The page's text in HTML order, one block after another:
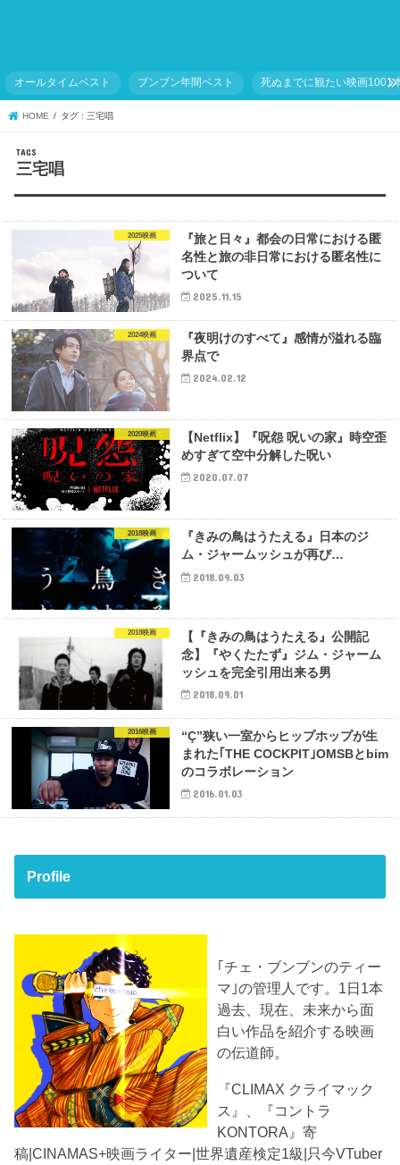
オールタイムベスト ブンブン年間ベスト 死ぬまでに観たい映画1001
HOME タグ : 三宅唱
三宅唱
2025映画
『旅と日々』都会の日常における匿
名性と旅の非日常における匿名性に
ついて
2025.11.15
2024映画
『夜明けのすべて』感情が溢れる臨
界点で
2024.02.12
2020映画
【Netflix】『呪怨 呪いの家』時空歪
めすぎて空中分解した呪い
2020.07.07
2018映画
『きみの鳥はうたえる』日本のジ
ム・ジャームッシュが再び…
2018.09.03
2018映画
【『きみの鳥はうたえる』公開記
念】『やくたたず』ジム・ジャーム
ッシュを完全引用出来る男
2018.09.01
2016映画
“Ç”狭い一室からヒップホップが生
まれた｢THE COCKPIT｣OMSBとbim
のコラボレーション
2016.01.03
Profile
｢チェ・ブンブンのティー
マ｣の管理人です。1日1本
過去、現在、未来から面
白い作品を紹介する映画
の伝道師。
『CLIMAX クライマック
ス』、『コントラ
KONTORA』寄
稿|CINAMAS+映画ライター|世界遺産検定1級|只今VTuber